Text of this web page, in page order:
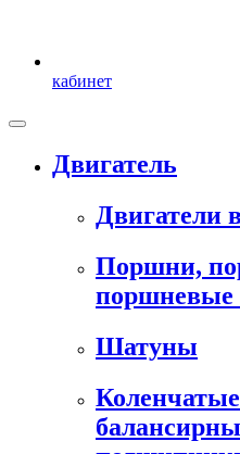
кабинет
Двигатель
Двигатели
Поршни,
поршневые
Шатуны